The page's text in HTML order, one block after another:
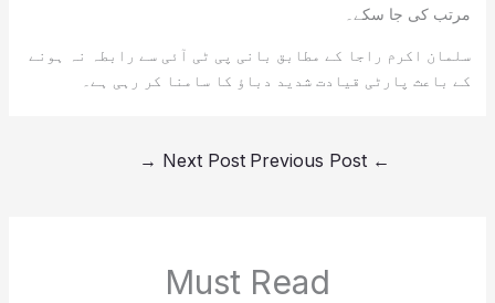
مرتب کی جا سکے۔
سلمان اکرم راجا کے مطابق بانی پی ٹی آئی سے رابطہ نہ ہونے
کے باعث پارٹی قیادت شدید دباؤ کا سامنا کر رہی ہے۔
←
Next Post
→
Must Read